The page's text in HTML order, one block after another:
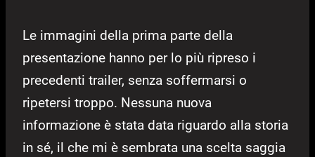
Le immagini della prima parte della
presentazione hanno per lo più ripreso i
precedenti trailer, senza soffermarsi o
ripetersi troppo. Nessuna nuova
informazione è stata data riguardo alla storia
in sé, il che mi è sembrata una scelta saggia